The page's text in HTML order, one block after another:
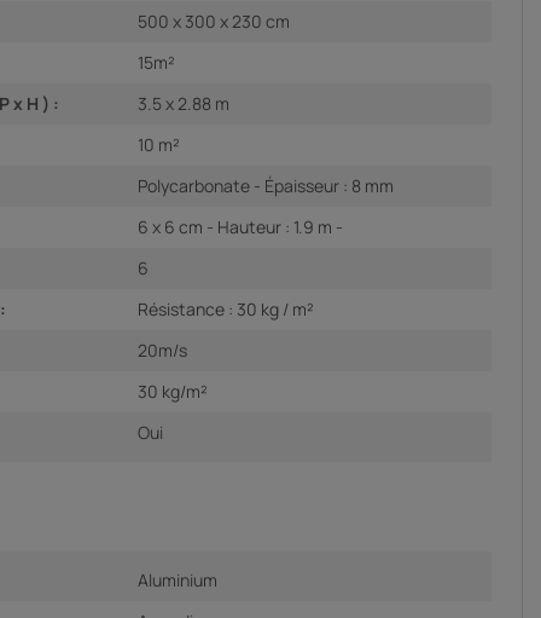
500 x 300 x 230 cm
15m²
x H ) :
3.5 x 2.88 m
10 m²
Polycarbonate - Épaisseur : 8 mm
6 x 6 cm - Hauteur : 1.9 m -
6
Résistance : 30 kg / m²
20m/s
30 kg/m²
Oui
Aluminium